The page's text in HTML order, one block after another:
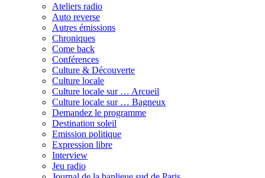
Ateliers radio
Auto reverse
Autres émissions
Chroniques
Come back
Conférences
Culture & Découverte
Culture locale
Culture locale sur … Arcueil
Culture locale sur … Bagneux
Demandez le programme
Destination soleil
Emission politique
Expression libre
Interview
Jeu radio